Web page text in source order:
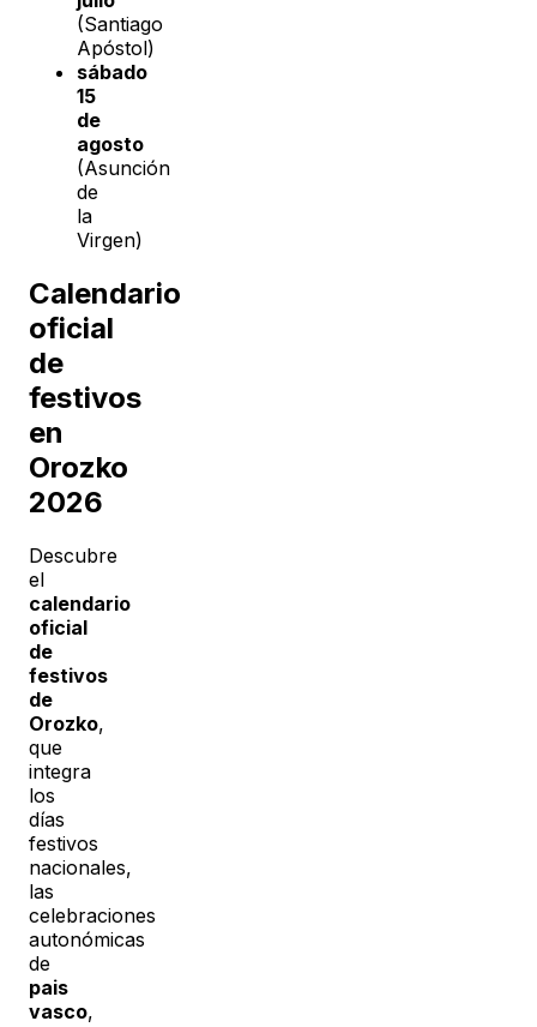
(Santiago
Apóstol)
sábado
15
de
agosto
(Asunción
de
la
Virgen)
Calendario
oficial
de
festivos
en
Orozko
2026
Descubre
el
calendario
oficial
de
festivos
de
Orozko,
que
integra
los
días
festivos
nacionales,
las
celebraciones
autonómicas
de
pais
vasco,